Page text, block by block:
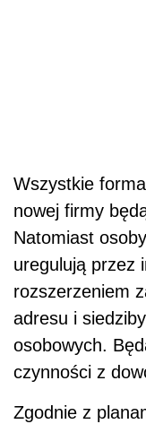
Wszystkie
nowej firmy
Natomiast
uregulują przez
rozszerzeniem
adresu i
osobowych.
czynności z
Zgodnie z